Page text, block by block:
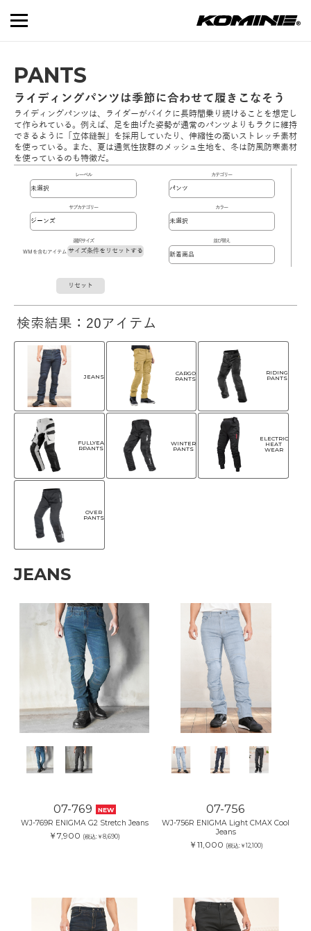
PANTS
ライディングパンツは季節に合わせて履きこなそう
ライディングパンツは、ライダーがバイクに長時間乗り続けることを想定し
て作られている。例えば、足を曲げた姿勢が通常のパンツよりもラクに維持
できるように「立体縫製」を採用していたり、伸縮性の高いストレッチ素材
を使っている。また、夏は通気性抜群のメッシュ生地を、冬は防風防寒素材
を使っているのも特徴だ。
レーベル カテゴリー
サブカテゴリー カラー
選択サイズ
WMを含むアイテム サイズ条件をリセットする
並び替え
リセット
検索結果：20アイテム
JEANS
CARGO
PANTS
RIDING
PANTS
FULLYEA
RPANTS
WINTER
PANTS
ELECTRIC
HEAT
WEAR
OVER
PANTS
JEANS
07-769 NEW
WJ-769R ENIGMA G2 Stretch Jeans
￥7,900 (税込:￥8,690)
07-756
WJ-756R ENIGMA Light CMAX Cool
Jeans
￥11,000 (税込:￥12,100)